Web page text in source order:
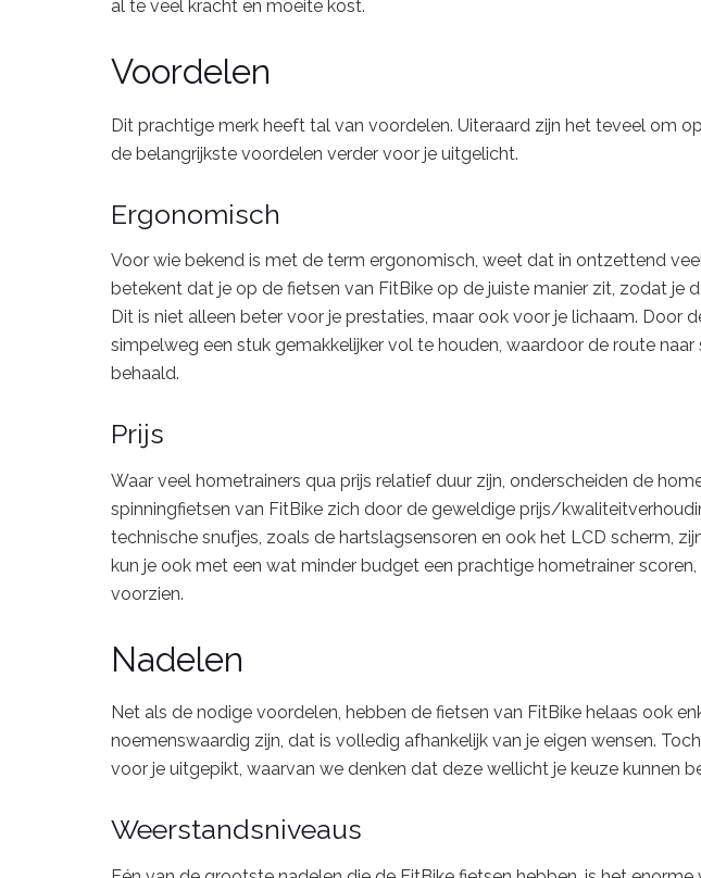
al te veel kracht en moeite kost.
Voordelen
Dit prachtige merk heeft tal van voordelen. Uiteraard zijn het teveel om
de belangrijkste voordelen verder voor je uitgelicht.
Ergonomisch
Voor wie bekend is met de term ergonomisch, weet dat in ontzettend
betekent dat je op de fietsen van FitBike op de juiste manier zit, zodat je
Dit is niet alleen beter voor je prestaties, maar ook voor je lichaam. Door
simpelweg een stuk gemakkelijker vol te houden, waardoor de route
behaald.
Prijs
Waar veel hometrainers qua prijs relatief duur zijn, onderscheiden de
spinningfietsen van FitBike zich door de geweldige prijs/
technische snufjes, zoals de hartslagsensoren en ook het LCD scherm,
kun je ook met een wat minder budget een prachtige hometrainer
voorzien.
Nadelen
Net als de nodige voordelen, hebben de fietsen van FitBike helaas ook
noemenswaardig zijn, dat is volledig afhankelijk van je eigen wensen.
voor je uitgepikt, waarvan we denken dat deze wellicht je keuze kunnen
Weerstandsniveaus